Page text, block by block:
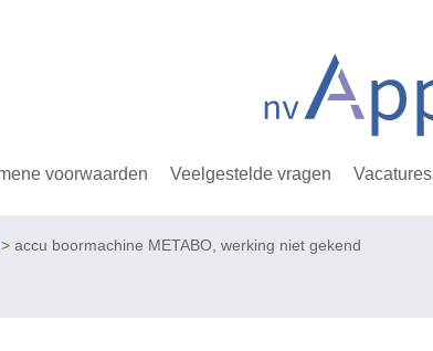
voorwaarden Veelgestelde vragen Vacatures
> accu boormachine METABO, werking niet gekend